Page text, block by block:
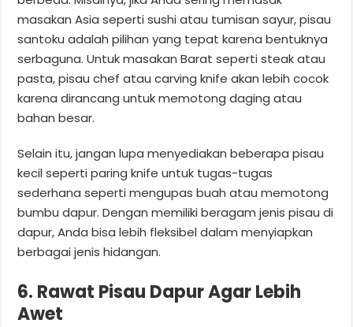
masakan Asia seperti sushi atau tumisan sayur, pisau
santoku adalah pilihan yang tepat karena bentuknya
serbaguna. Untuk masakan Barat seperti steak atau
pasta, pisau chef atau carving knife akan lebih cocok
karena dirancang untuk memotong daging atau
bahan besar.
Selain itu, jangan lupa menyediakan beberapa pisau
kecil seperti paring knife untuk tugas-tugas
sederhana seperti mengupas buah atau memotong
bumbu dapur. Dengan memiliki beragam jenis pisau di
dapur, Anda bisa lebih fleksibel dalam menyiapkan
berbagai jenis hidangan.
6. Rawat Pisau Dapur Agar Lebih
Awet